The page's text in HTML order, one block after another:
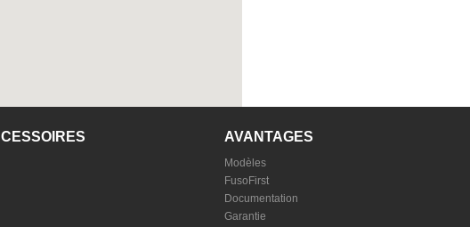
AVANTAGES
Modèles
FusoFirst
Documentation
Garantie